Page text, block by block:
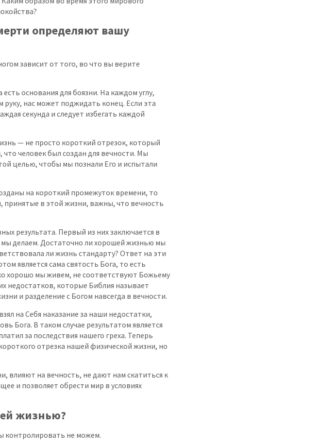
определяют вашу
зависит от того, во что вы верите
основания для боязни. На каждом углу,
нас может поджидать конец. Если эта
секунда и следует избегать каждой
— не просто короткий отрезок, который
что человек был создан для вечности. Мы
целью, чтобы мы познали Его и испытали
на короткий промежуток времени, то
в этой жизни, важны, что вечность
результата. Первый из них заключается в
мы делаем. Достаточно ли хорошей жизнью мы
ли жизнь стандарту? Ответ на эти
является сама святость Бога, то есть
хорошо мы живем, не соответствуют Божьему
недостатков, которые Библия называет
и разделение с Богом навсегда в вечности.
на Себя наказание за наши недостатки,
Бога. В таком случае результатом является
за последствия нашего греха. Теперь
отрезка нашей физической жизни, но
влияют на вечность, не дают нам скатиться к
и позволяет обрести мир в условиях
жизнью?
контролировать не можем.